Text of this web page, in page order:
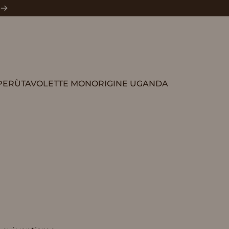
TAVOLETTE MONORIGINE UGANDA